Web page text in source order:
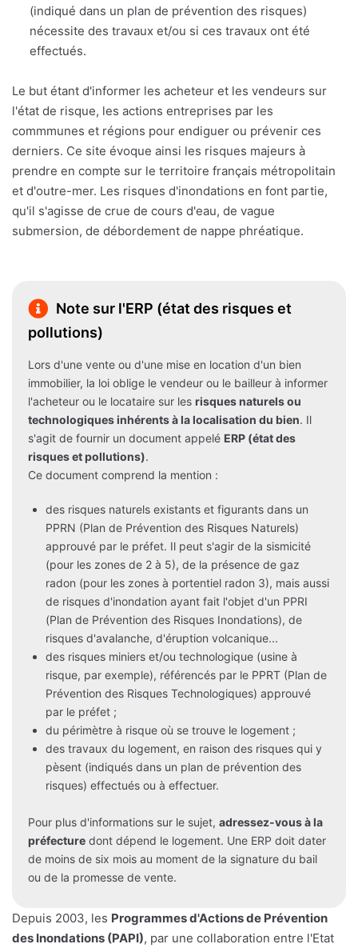
(indiqué dans un plan de prévention des risques)
nécessite des travaux et/ou si ces travaux ont été
effectués.
Le but étant d'informer les acheteur et les vendeurs sur
l'état de risque, les actions entreprises par les
commmunes et régions pour endiguer ou prévenir ces
derniers. Ce site évoque ainsi les risques majeurs à
prendre en compte sur le territoire français métropolitain
et d'outre-mer. Les risques d'inondations en font partie,
qu'il s'agisse de crue de cours d'eau, de vague
submersion, de débordement de nappe phréatique.
Note sur l'ERP (état des risques et
pollutions)
Lors d'une vente ou d'une mise en location d'un bien
immobilier, la loi oblige le vendeur ou le bailleur à informer
l'acheteur ou le locataire sur les risques naturels ou
technologiques inhérents à la localisation du bien. Il
s'agit de fournir un document appelé ERP (état des
risques et pollutions).
Ce document comprend la mention :
des risques naturels existants et figurants dans un
PPRN (Plan de Prévention des Risques Naturels)
approuvé par le préfet. Il peut s'agir de la sismicité
(pour les zones de 2 à 5), de la présence de gaz
radon (pour les zones à portentiel radon 3), mais aussi
de risques d'inondation ayant fait l'objet d'un PPRI
(Plan de Prévention des Risques Inondations), de
risques d'avalanche, d'éruption volcanique...
des risques miniers et/ou technologique (usine à
risque, par exemple), référencés par le PPRT (Plan de
Prévention des Risques Technologiques) approuvé
par le préfet ;
du périmètre à risque où se trouve le logement ;
des travaux du logement, en raison des risques qui y
pèsent (indiqués dans un plan de prévention des
risques) effectués ou à effectuer.
Pour plus d'informations sur le sujet, adressez-vous à la
préfecture dont dépend le logement. Une ERP doit dater
de moins de six mois au moment de la signature du bail
ou de la promesse de vente.
Depuis 2003, les Programmes d'Actions de Prévention
des Inondations (PAPI), par une collaboration entre l'Etat